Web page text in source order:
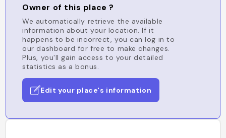
Owner of this place ?
We automatically retrieve the available
information about your location. If it
happens to be incorrect, you can log in to
our dashboard for free to make changes.
Plus, you'll gain access to your detailed
statistics as a bonus.
Edit your place's information